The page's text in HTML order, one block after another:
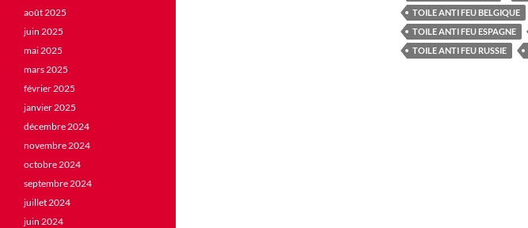
TOILE ANTI FEU BELGIQUE
TOILE ANTI FEU ESPAGNE
TOILE ANTI FEU RUSSIE
août 2025
juin 2025
mai 2025
mars 2025
février 2025
janvier 2025
décembre 2024
novembre 2024
octobre 2024
septembre 2024
juillet 2024
juin 2024